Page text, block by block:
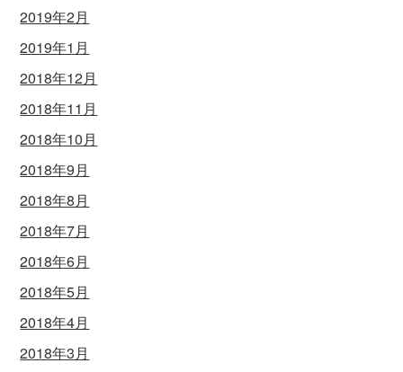
2019年2月
2019年1月
2018年12月
2018年11月
2018年10月
2018年9月
2018年8月
2018年7月
2018年6月
2018年5月
2018年4月
2018年3月